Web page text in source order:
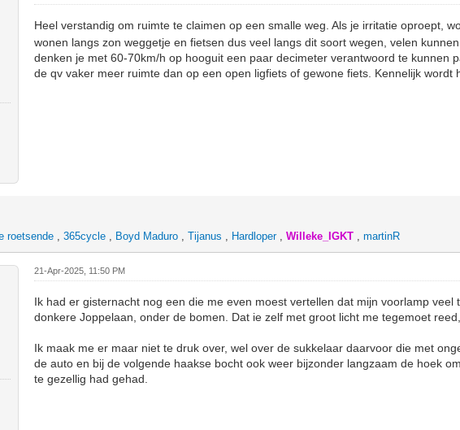
Heel verstandig om ruimte te claimen op een smalle weg. Als je irritatie oproept,
wonen langs zon weggetje en fietsen dus veel langs dit soort wegen, velen
denken je met 60-70km/h op hooguit een paar decimeter verantwoord te kunnen
de qv vaker meer ruimte dan op een open ligfiets of gewone fiets. Kennelijk wordt
roetsende ,365cycle , Boyd Maduro ,Tijanus , Hardloper,Willeke_IGKT ,martinR
21-Apr-2025, 11:50 PM
Ik had er gisternacht nog een die me even moest vertellen dat mijn voorlamp veel
donkere Joppelaan, onder de bomen. Dat ie zelf met groot licht me tegemoet reed,
Ik maak me er maar niet te druk over, wel over de sukkelaar daarvoor die met
de auto en bij de volgende haakse bocht ook weer bijzonder langzaam de hoek
te gezellig had gehad.